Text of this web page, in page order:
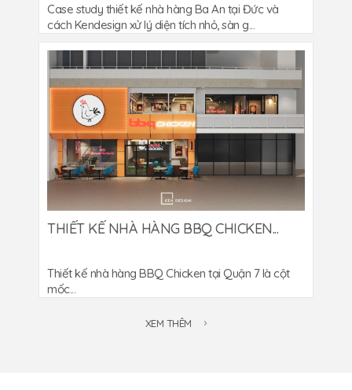
Case study thiết kế nhà hàng Ba An tại Đức và
cách Kendesign xử lý diện tích nhỏ, sàn g...
THIẾT KẾ NHÀ HÀNG BBQ CHICKEN...
Thiết kế nhà hàng BBQ Chicken tại Quận 7 là cột
mốc...
XEM THÊM